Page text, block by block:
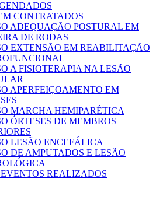
CONTRATADOS
ADEQUAÇÃO POSTURAL EM
DE RODAS
EXTENSÃO EM REABILITAÇÃO
A FISIOTERAPIA NA LESÃO
APERFEIÇOAMENTO EM
MARCHA HEMIPARÉTICA
ÓRTESES DE MEMBROS
LESÃO ENCEFÁLICA
DE AMPUTADOS E LESÃO
EVENTOS REALIZADOS